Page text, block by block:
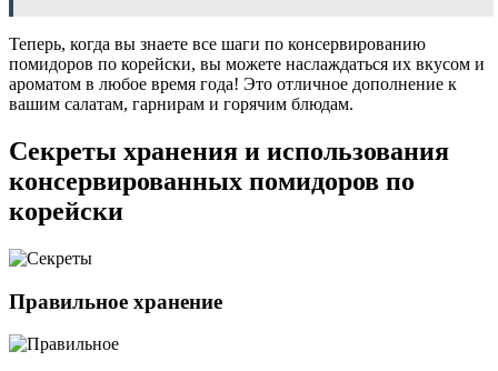
Теперь, когда вы знаете все шаги по консервированию
помидоров по корейски, вы можете наслаждаться их вкусом и
ароматом в любое время года! Это отличное дополнение к
вашим салатам, гарнирам и горячим блюдам.
Секреты хранения и использования
консервированных помидоров по
корейски
Правильное хранение